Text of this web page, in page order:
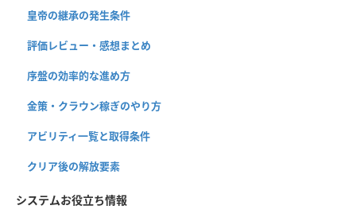
皇帝の継承の発生条件
評価レビュー・感想まとめ
序盤の効率的な進め方
金策・クラウン稼ぎのやり方
アビリティ一覧と取得条件
クリア後の解放要素
システムお役立ち情報